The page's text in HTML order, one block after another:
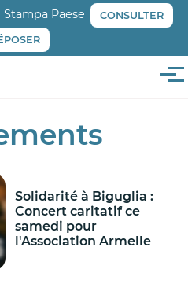
Paese CONSULTER
Solidarité à Biguglia :
Concert caritatif ce
samedi pour
l'Association Armelle